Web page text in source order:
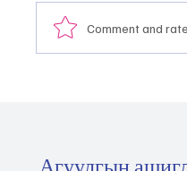
Comment and
Агуулгын